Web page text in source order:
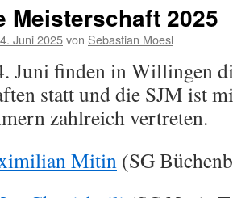
Meisterschaft 2025
Juni 2025von Sebastian Moesl
Juni finden in Willingen
statt und die SJM ist
zahlreich vertreten.
Mitin (SG